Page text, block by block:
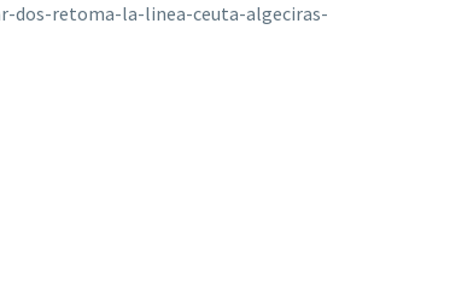
dos-retoma-la-linea-ceuta-algeciras-